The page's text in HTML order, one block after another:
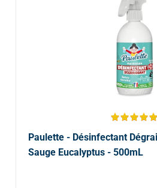
Paulette - Désinfectant
Sauge Eucalyptus - 500mL